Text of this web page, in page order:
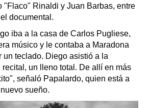
"Flaco" Rinaldi y Juan Barbas, entre
documental.
iba a la casa de Carlos Pugliese,
músico y le contaba a Maradona
un teclado. Diego asistió a la
un lleno total. De allí en más
señaló Papalardo, quien está a
sueño.